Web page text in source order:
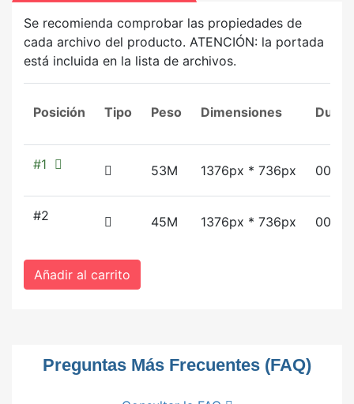
Se recomienda comprobar las propiedades de
cada archivo del producto. ATENCIÓN: la portada
está incluida en la lista de archivos.
Posición Tipo Peso Dimensiones
#1 53M 1376px * 736px
#2 45M 1376px * 736px
Añadir al carrito
Preguntas Más Frecuentes (FAQ)